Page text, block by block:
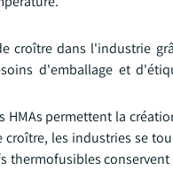
croître dans l'industrie
d'emballage et
permettent la
les industries se
thermofusibles